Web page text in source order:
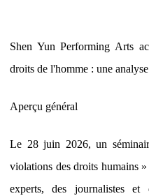
Shen Yun Performing Arts
droits de l'homme : une
Aperçu général
Le 28 juin 2026, un
violations des droits humains
experts, des journalistes